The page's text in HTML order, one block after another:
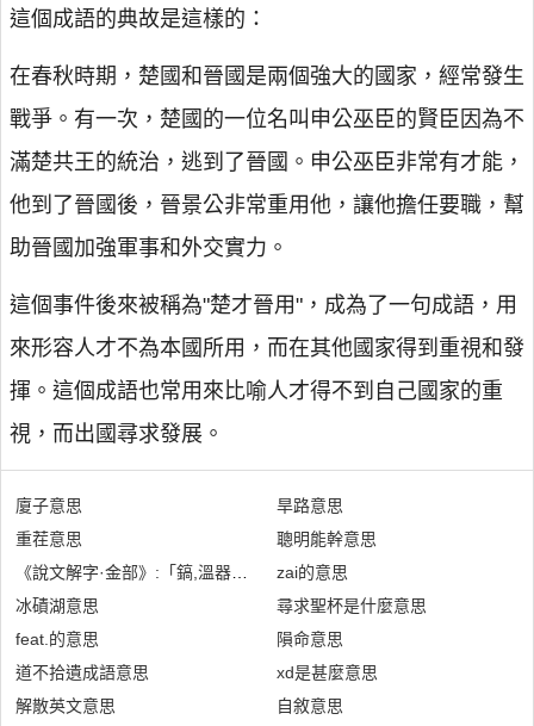
這個成語的典故是這樣的：
在春秋時期，楚國和晉國是兩個強大的國家，經常發生
戰爭。有一次，楚國的一位名叫申公巫臣的賢臣因為不
滿楚共王的統治，逃到了晉國。申公巫臣非常有才能，
他到了晉國後，晉景公非常重用他，讓他擔任要職，幫
助晉國加強軍事和外交實力。
這個事件後來被稱為"楚才晉用"，成為了一句成語，用
來形容人才不為本國所用，而在其他國家得到重視和發
揮。這個成語也常用來比喻人才得不到自己國家的重
視，而出國尋求發展。
廈子意思
重茬意思
《說文解字·金部》:「鎬,溫器。」是什麼意思
冰磧湖意思
feat.的意思
道不拾遺成語意思
解散英文意思
旱路意思
聰明能幹意思
zai的意思
尋求聖杯是什麼意思
隕命意思
xd是甚麼意思
自敘意思